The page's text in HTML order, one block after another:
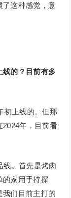
了这种感觉，意
线的？目前有多
初上线的。但那
2024年，目前看
线。首先是烤肉
的家用手持探
我们目前主打的